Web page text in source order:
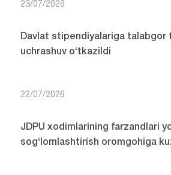
23/07/2026
Davlat stipendiyalariga talabgor
uchrashuv o‘tkazildi
22/07/2026
JDPU xodimlarining farzandlari
sog‘lomlashtirish oromgohiga